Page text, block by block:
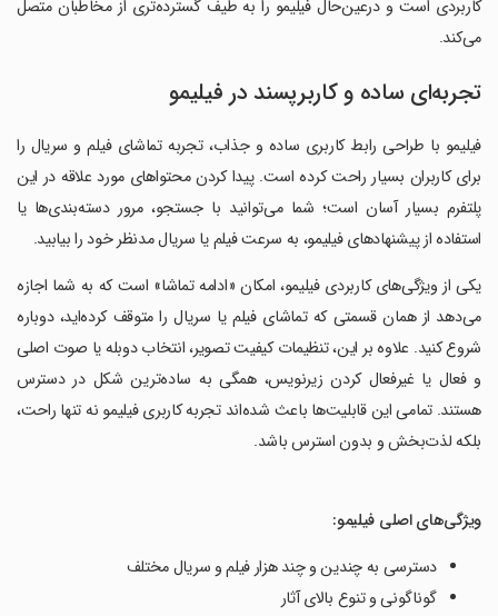
کاربردی است و درعین‌حال فیلیمو را به طیف گسترده‌تری از مخاطبان متصل
می‌کند.
تجربه‌ای ساده و کاربرپسند در فیلیمو
فیلیمو با طراحی رابط کاربری ساده و جذاب، تجربه تماشای فیلم و سریال را
برای کاربران بسیار راحت کرده است. پیدا کردن محتواهای مورد علاقه در این
پلتفرم بسیار آسان است؛ شما می‌توانید با جستجو، مرور دسته‌بندی‌ها یا
استفاده از پیشنهادهای فیلیمو، به سرعت فیلم یا سریال مدنظر خود را بیابید.
یکی از ویژگی‌های کاربردی فیلیمو، امکان «ادامه تماشا» است که به شما اجازه
می‌دهد از همان قسمتی که تماشای فیلم یا سریال را متوقف کرده‌اید، دوباره
شروع کنید. علاوه بر این، تنظیمات کیفیت تصویر، انتخاب دوبله یا صوت اصلی
و فعال یا غیرفعال کردن زیرنویس، همگی به ساده‌ترین شکل در دسترس
هستند. تمامی این قابلیت‌ها باعث شده‌اند تجربه کاربری فیلیمو نه تنها راحت،
بلکه لذت‌بخش و بدون استرس باشد.
ویژگی‌های اصلی فیلیمو:
دسترسی به چندین و چند هزار فیلم و سریال مختلف
گوناگونی و تنوع بالای آثار